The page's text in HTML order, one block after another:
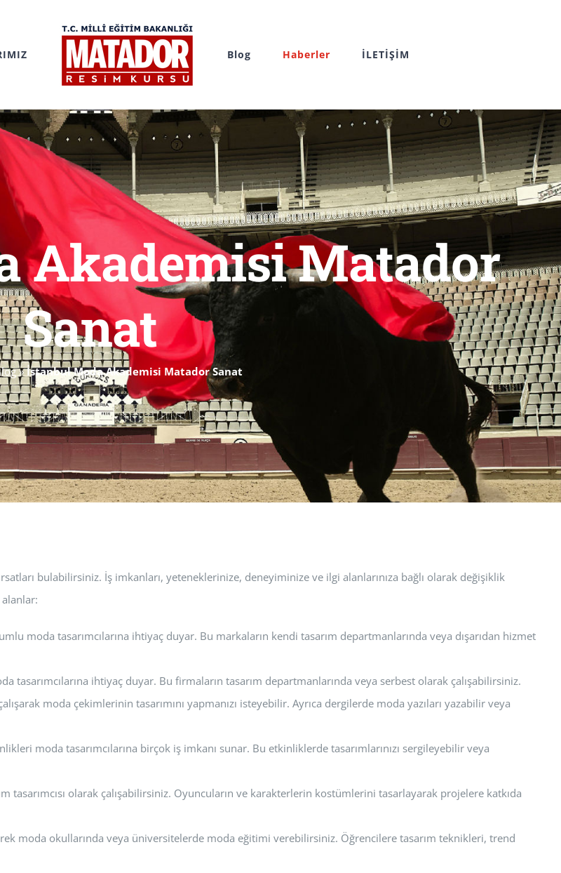
Blog Haberler İLETİŞİM
Akademisi Matador
Sanat
»İstanbul Moda Akademisi Matador Sanat
bulabilirsiniz. İş imkanları, yeteneklerinize, deneyiminize ve ilgi alanlarınıza bağlı olarak değişiklik
alanlar:
moda tasarımcılarına ihtiyaç duyar. Bu markaların kendi tasarım departmanlarında veya dışarıdan hizmet
tasarımcılarına ihtiyaç duyar. Bu firmaların tasarım departmanlarında veya serbest olarak çalışabilirsiniz.
moda çekimlerinin tasarımını yapmanızı isteyebilir. Ayrıca dergilerde moda yazıları yazabilir veya
moda tasarımcılarına birçok iş imkanı sunar. Bu etkinliklerde tasarımlarınızı sergileyebilir veya
tasarımcısı olarak çalışabilirsiniz. Oyuncuların ve karakterlerin kostümlerini tasarlayarak projelere katkıda
moda okullarında veya üniversitelerde moda eğitimi verebilirsiniz. Öğrencilere tasarım teknikleri, trend